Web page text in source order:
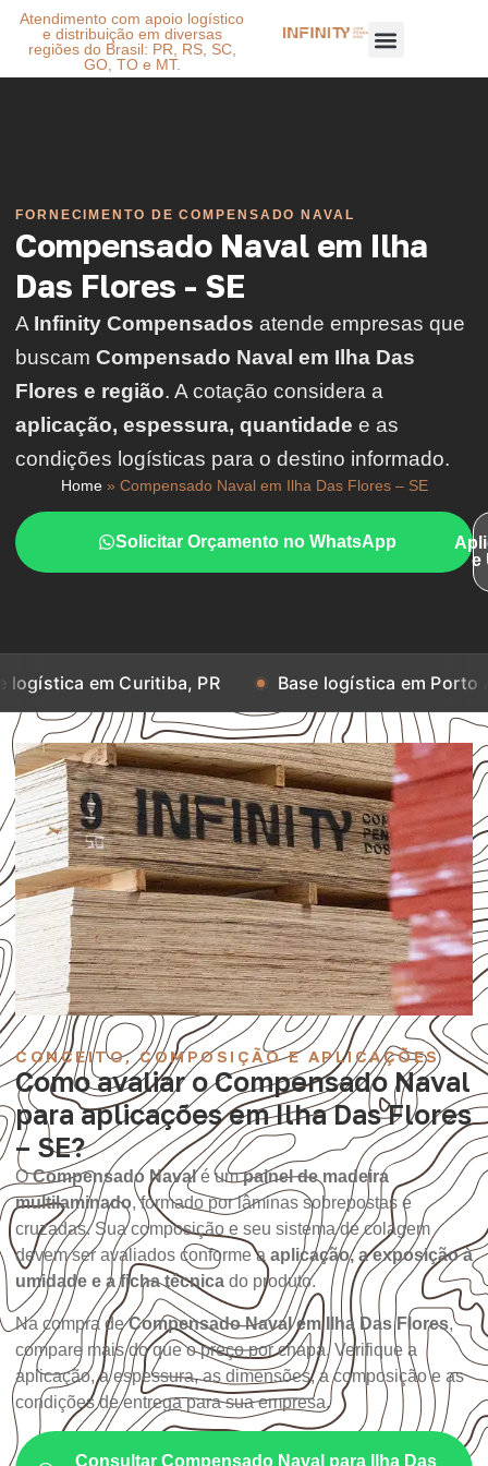
Atendimento com apoio logístico
e distribuição em diversas
regiões do Brasil: PR, RS, SC,
GO, TO e MT.
FORNECIMENTO DE COMPENSADO NAVAL
Compensado Naval em Ilha
Das Flores - SE
A Infinity Compensados atende empresas que
buscam Compensado Naval em Ilha Das
Flores e região. A cotação considera a
aplicação, espessura, quantidade e as
condições logísticas para o destino informado.
Home» Compensado Naval em Ilha Das Flores – SE
Solicitar Orçamento no WhatsApp
e
Curitiba, PR Base logística em Porto Alegre, RS
CONCEITO, COMPOSIÇÃO E APLICAÇÕES
Como avaliar o Compensado Naval
para aplicações em Ilha Das Flores
– SE?
OCompensado Navalé umpainel de madeira
multilaminado, formado por lâminas sobrepostas e
cruzadas. Sua composição e seu sistema de colagem
devem ser avaliados conforme a aplicação, a exposição à
umidade e a ficha técnica do produto.
Na compra deCompensado Naval em Ilha Das Flores,
compare mais do que o preço por chapa. Verifique a
aplicação, a espessura, as dimensões, a composição e as
condições de entrega para sua empresa.
Consultar Compensado Naval para Ilha Das